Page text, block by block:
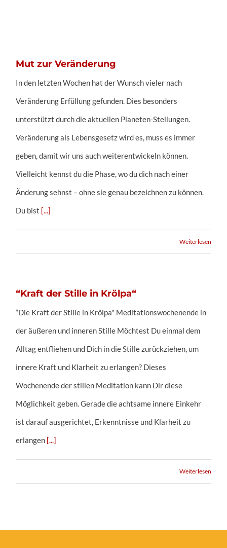
Mut zur Veränderung
In den letzten Wochen hat der Wunsch vieler nach
Veränderung Erfüllung gefunden. Dies besonders
unterstützt durch die aktuellen Planeten-Stellungen.
Veränderung als Lebensgesetz wird es, muss es immer
geben, damit wir uns auch weiterentwickeln können.
Vielleicht kennst du die Phase, wo du dich nach einer
Änderung sehnst – ohne sie genau bezeichnen zu können.
Du bist [...]
Weiterlesen
“Kraft der Stille in Krölpa“
“Die Kraft der Stille in Krölpa" Meditationswochenende in
der äußeren und inneren Stille Möchtest Du einmal dem
Alltag entfliehen und Dich in die Stille zurückziehen, um
innere Kraft und Klarheit zu erlangen? Dieses
Wochenende der stillen Meditation kann Dir diese
Möglichkeit geben. Gerade die achtsame innere Einkehr
ist darauf ausgerichtet, Erkenntnisse und Klarheit zu
erlangen [...]
Weiterlesen